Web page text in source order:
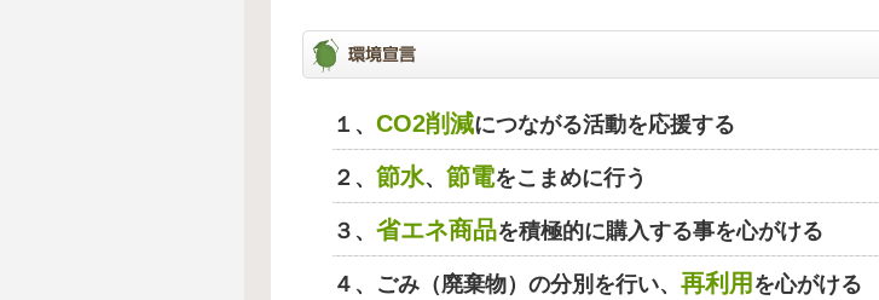
１、 CO2削減につながる活動を応援する
２、 節水、 節電をこまめに行う
３、 省エネ商品を積極的に購入する事を心がける
４、ごみ（廃棄物）の分別を行い、 再利用 を心がける